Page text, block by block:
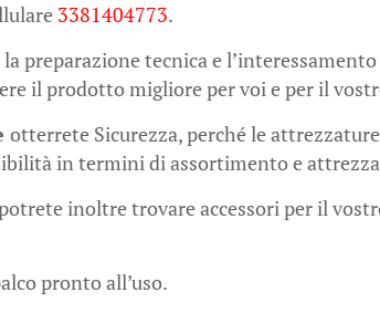
3381404773.
preparazione tecnica e
il prodotto migliore per voi e per il
otterrete Sicurezza, perché le
in termini di assortimento e
inoltre trovare accessori per il
pronto all’uso.